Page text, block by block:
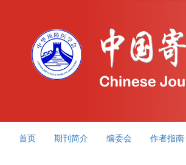
首页 期刊简介 编委会 作者指南